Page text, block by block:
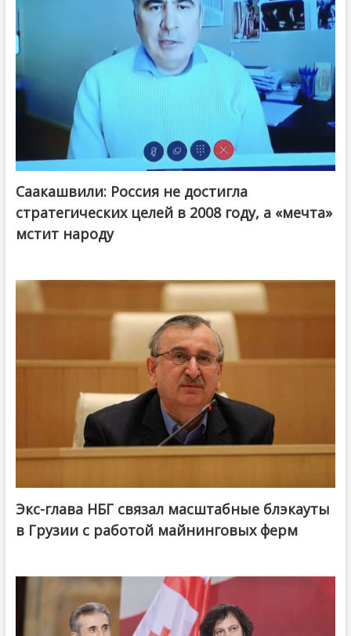
Саакашвили: Россия не достигла
стратегических целей в 2008 году, а «мечта»
мстит народу
Экс-глава НБГ связал масштабные блэкауты
в Грузии с работой майнинговых ферм